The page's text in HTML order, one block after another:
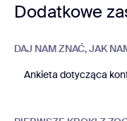
Dodatkowe
DAJ NAM ZNAĆ, JAK
Ankieta dotycząca